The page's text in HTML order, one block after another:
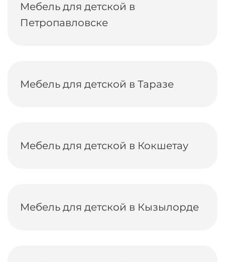
Мебель для детской в
Петропавловске
Мебель для детской в Таразе
Мебель для детской в Кокшетау
Мебель для детской в Кызылорде